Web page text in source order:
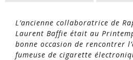
L’ancienne collaboratrice de
Laurent Baffie était au
bonne occasion de rencontrer
fumeuse de cigarette